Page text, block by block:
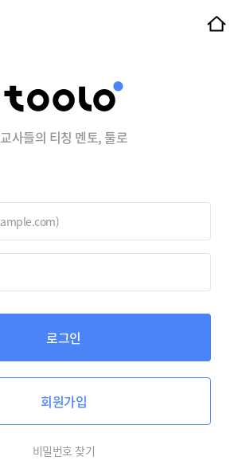
교사들의 티칭 멘토, 툴로
로그인
회원가입
비밀번호 찾기